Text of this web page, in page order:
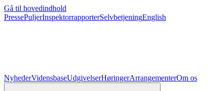
Gå til hovedindhold
PressePuljerInspektorrapporterSelvbetjeningEnglish
NyhederVidensbaseUdgivelserHøringerArrangementerOm os